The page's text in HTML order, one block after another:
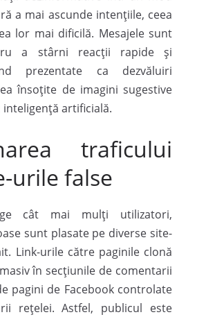
a mai ascunde intențiile, ceea
lor mai dificilă. Mesajele sunt
a stârni reacții rapide și
prezentate ca dezvăluiri
însoțite de imagini sugestive
inteligență artificială.
traficului
urile false
cât mai mulți utilizatori,
sunt plasate pe diverse site-
Link-urile către paginile clonă
în secțiunile de comentarii
pagini de Facebook controlate
rețelei. Astfel, publicul este